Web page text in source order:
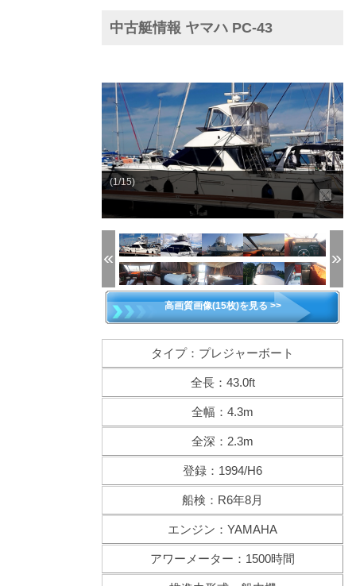
中古艇情報 ヤマハ PC-43
(1/15)
高画質画像(15枚)を見る >>
タイプ：プレジャーボート
全長：43.0ft
全幅：4.3m
全深：2.3m
登録：1994/H6
船検：R6年8月
エンジン：YAMAHA
アワーメーター：1500時間